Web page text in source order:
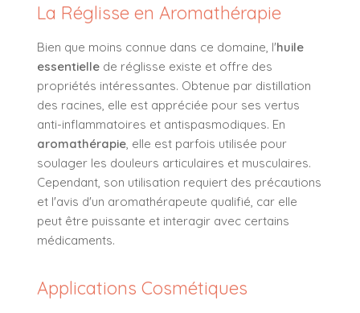
La Réglisse en Aromathérapie
Bien que moins connue dans ce domaine, l'huile
essentielle de réglisse existe et offre des
propriétés intéressantes. Obtenue par distillation
des racines, elle est appréciée pour ses vertus
anti-inflammatoires et antispasmodiques. En
aromathérapie, elle est parfois utilisée pour
soulager les douleurs articulaires et musculaires.
Cependant, son utilisation requiert des précautions
et l'avis d'un aromathérapeute qualifié, car elle
peut être puissante et interagir avec certains
médicaments.
Applications Cosmétiques